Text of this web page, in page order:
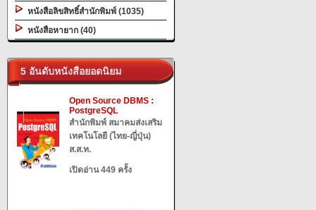
หนังสือลิขสิทธิ์สำนักพิมพ์ (1035)
หนังสือหายาก (40)
5 อันดับหนังสือยอดนิยม
Open Source DBMS :
PostgreSQL
สำนักพิมพ์ สมาคมส่งเสริม
เทคโนโลยี (ไทย-ญี่ปุ่น)
ส.ส.ท.
เปิดอ่าน 449 ครั้ง